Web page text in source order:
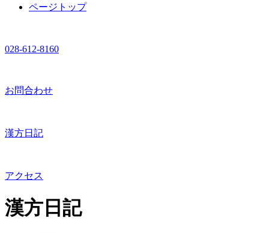
ページトップ
028-612-8160
お問合わせ
漢方日記
アクセス
漢方日記